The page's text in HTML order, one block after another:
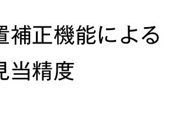
補正機能による
当精度